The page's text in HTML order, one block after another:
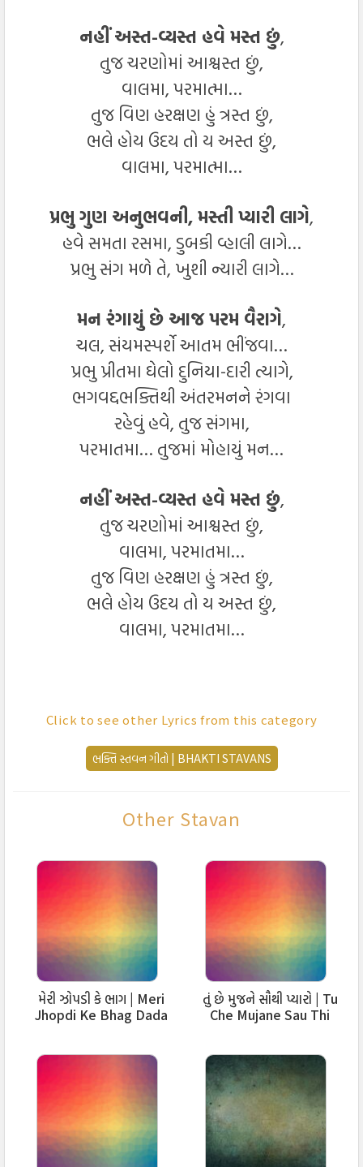
નહીં અસ્ત-વ્યસ્ત હવે મસ્ત છું,
તુજ ચરણોમાં આશ્વસ્ત છું,
વાલમા, પરમાત્મા…
તુજ વિણ હરક્ષણ હું ત્રસ્ત છું,
ભલે હોય ઉદય તો ય અસ્ત છું,
વાલમા, પરમાત્મા…
પ્રભુ ગુણ અનુભવની, મસ્તી પ્યારી લાગે,
હવે સમતા રસમા, ડુબકી વ્હાલી લાગે…
પ્રભુ સંગ મળે તે, ખુશી ન્યારી લાગે…
મન રંગાયું છે આજ પરમ વૈરાગે,
ચલ, સંયમસ્પર્શે આતમ ભીંજવા…
પ્રભુ પ્રીતમા ઘેલો દુનિયા-દારી ત્યાગે,
ભગવદ્દભક્તિથી અંતરમનને રંગવા
રહેવું હવે, તુજ સંગમા,
પરમાતમા… તુજમાં મોહાયું મન…
નહીં અસ્ત-વ્યસ્ત હવે મસ્ત છું,
તુજ ચરણોમાં આશ્વસ્ત છું,
વાલમા, પરમાતમા…
તુજ વિણ હરક્ષણ હું ત્રસ્ત છું,
ભલે હોય ઉદય તો ય અસ્ત છું,
વાલમા, પરમાતમા…
परमातमा, परमातमा…
परमातमा… तुजमां मोहायुं मन… (२)
ललचावे तुज गुण रसने मांणवा…
ललचावे हर पल तुजमा लय…लीन थवा..
तुझ प्रीतमा, तुझ स्मितमां,
परमात्मा… तुजमां मोहायुं मन…
नहीं अस्त-व्यस्त हवे मस्त छुं,
तुज चरणोमां आश्वस्त छुं,
वालमा, परमात्मा…
तुज विण हरक्षण हुं त्रस्त छुं,
भले होय उदय तो य अस्त छुं,
वालमा, परमात्मा…
प्रभु गुण अनुभवनी, मस्ती प्यारी लागे,
Click to see other Lyrics from this category
ભક્તિ સ્તવન ગીતો | BHAKTI STAVANS
Other Stavan
મેરી ઝોપડી કે ભાગ | Meri
Jhopdi Ke Bhag Dada
તું છે મુજને સૌથી પ્યારો | Tu
Che Mujane Sau Thi